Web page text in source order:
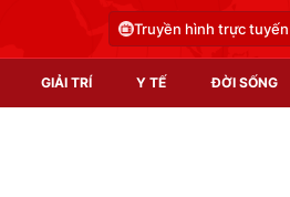
Truyền hình trực tuyến
GIẢI TRÍ Y TẾ ĐỜI SỐNG